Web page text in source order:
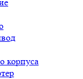
корпуса